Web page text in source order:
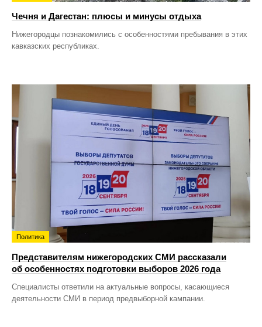
Чечня и Дагестан: плюсы и минусы отдыха
Нижегородцы познакомились с особенностями пребывания в этих
кавказских республиках.
Политика
Представителям нижегородских СМИ рассказали
об особенностях подготовки выборов 2026 года
Специалисты ответили на актуальные вопросы, касающиеся
деятельности СМИ в период предвыборной кампании.